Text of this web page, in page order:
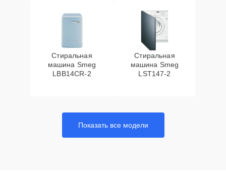
Стиральная
машина Smeg
LBB14CR-2
Стиральная
машина Smeg
LST147-2
Показать все модели